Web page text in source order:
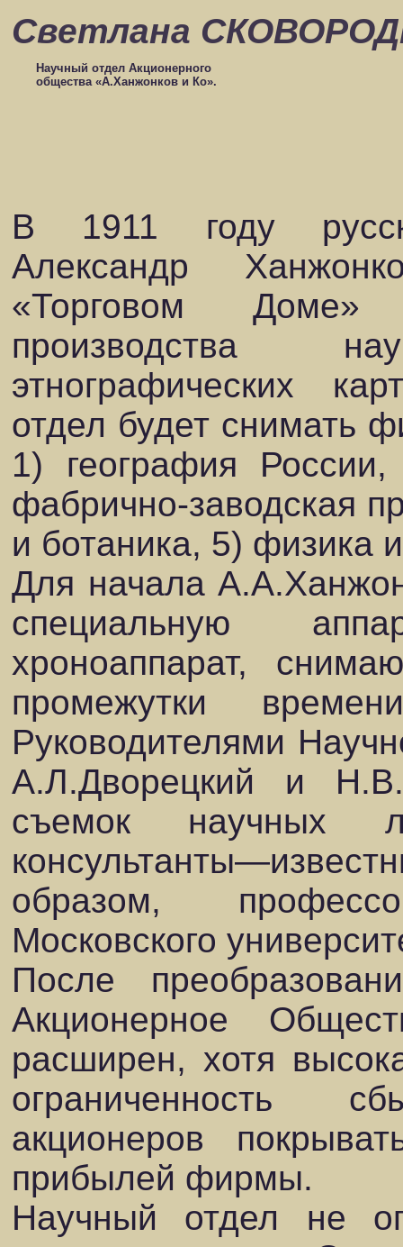
Светлана
Научный отдел Акционерного
общества «А.Ханжонков и Ко».
В 1911 году
Александр
«Торговом
производства
этнографических
отдел будет снимать
1) география
фабрично-заводская
и ботаника, 5) физика
Для начала
специальную
хроноаппарат,
промежутки
Руководителями
А.Л.Дворецкий и
съемок научных
образом,
Московского
После
Акционерное
расширен, хотя
ограниченность
акционеров
прибылей фирмы.
Научный отдел не